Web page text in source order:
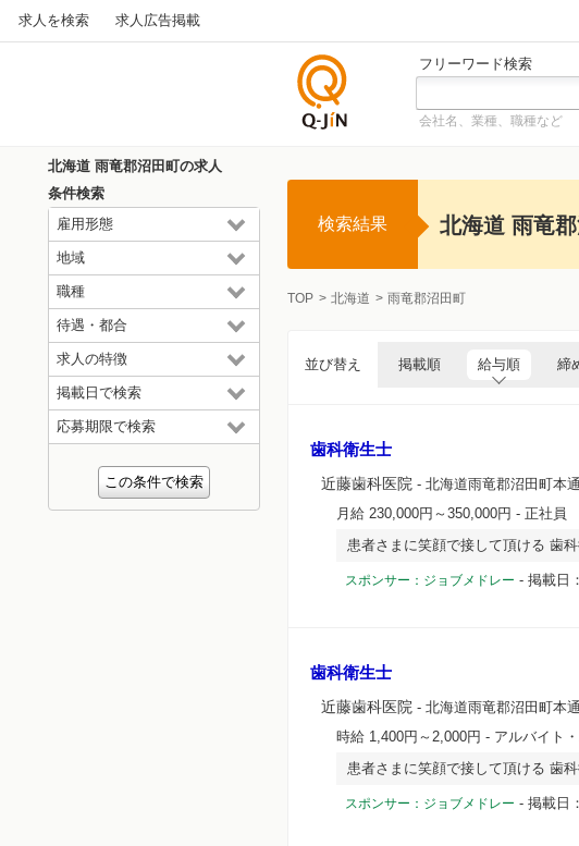
求人を検索 求人広告掲載
人サイ
フリーワード検索
会社名、業種、職種など
北海道 雨竜郡沼田町の求人
条件検索
雇用形態
地域
職種
待遇・都合
求人の特徴
掲載日で検索
応募期限で検索
検索結果 北海道 雨竜
TOP 北海道 雨竜郡沼田町
並び替え 掲載順 給与順 締
歯科衛生士
近藤歯科医院 - 北海道雨竜郡沼田町本
月給 230,000円～350,000円 - 正社員
患者さまに笑顔で接して頂ける 歯
スポンサー：ジョブメドレー - 掲載日
歯科衛生士
近藤歯科医院 - 北海道雨竜郡沼田町本
時給 1,400円～2,000円 - アルバイト
患者さまに笑顔で接して頂ける 歯
スポンサー：ジョブメドレー - 掲載日